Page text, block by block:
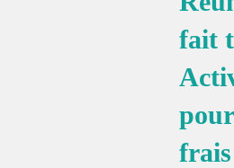
fait
frais